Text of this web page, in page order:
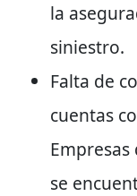
la
siniestro.
Falta de
cuentas
se